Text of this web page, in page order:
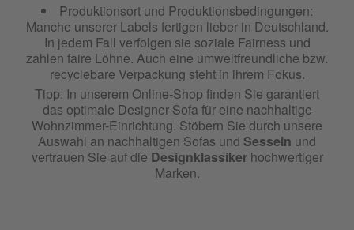
Produktionsort und Produktionsbedingungen:
Manche unserer Labels fertigen lieber in Deutschland.
In jedem Fall verfolgen sie soziale Fairness und
zahlen faire Löhne. Auch eine umweltfreundliche bzw.
recyclebare Verpackung steht in ihrem Fokus.
Tipp: In unserem Online-Shop finden Sie garantiert
das optimale Designer-Sofa für eine nachhaltige
Wohnzimmer-Einrichtung. Stöbern Sie durch unsere
Auswahl an nachhaltigen Sofas und Sesseln und
vertrauen Sie auf die Designklassikerhochwertiger
Marken.